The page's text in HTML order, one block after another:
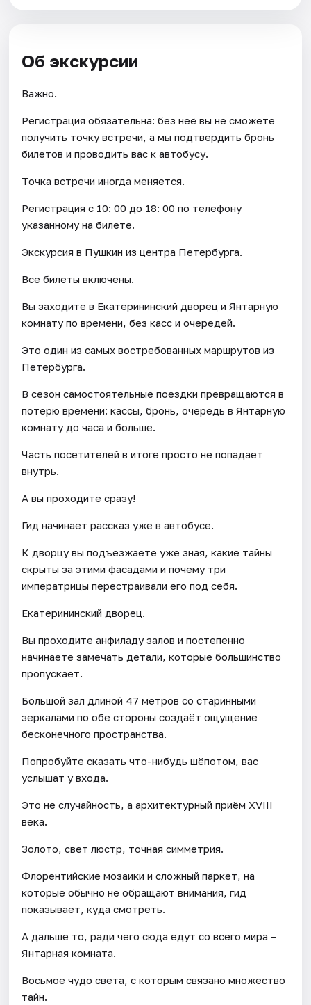
Об экскурсии
Важно.
Регистрация обязательна: без неё вы не сможете
получить точку встречи, а мы подтвердить бронь
билетов и проводить вас к автобусу.
Точка встречи иногда меняется.
Регистрация с 10: 00 до 18: 00 по телефону
указанному на билете.
Экскурсия в Пушкин из центра Петербурга.
Все билеты включены.
Вы заходите в Екатерининский дворец и Янтарную
комнату по времени, без касс и очередей.
Это один из самых востребованных маршрутов из
Петербурга.
В сезон самостоятельные поездки превращаются в
потерю времени: кассы, бронь, очередь в Янтарную
комнату до часа и больше.
Часть посетителей в итоге просто не попадает
внутрь.
А вы проходите сразу!
Гид начинает рассказ уже в автобусе.
К дворцу вы подъезжаете уже зная, какие тайны
скрыты за этими фасадами и почему три
императрицы перестраивали его под себя.
Екатерининский дворец.
Вы проходите анфиладу залов и постепенно
начинаете замечать детали, которые большинство
пропускает.
Большой зал длиной 47 метров со старинными
зеркалами по обе стороны создаёт ощущение
бесконечного пространства.
Попробуйте сказать что-нибудь шёпотом, вас
услышат у входа.
Это не случайность, а архитектурный приём XVIII
века.
Золото, свет люстр, точная симметрия.
Флорентийские мозаики и сложный паркет, на
которые обычно не обращают внимания, гид
показывает, куда смотреть.
А дальше то, ради чего сюда едут со всего мира –
Янтарная комната.
Восьмое чудо света, с которым связано множество
тайн.